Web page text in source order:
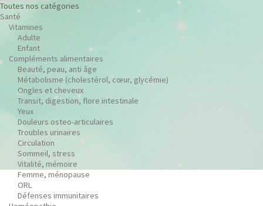
Toutes nos catégories
Santé
Vitamines
Adulte
Enfant
Compléments alimentaires
Beauté, peau, anti âge
Métabolisme (cholestérol, cœur, glycémie)
Ongles et cheveux
Transit, digestion, flore intestinale
Yeux
Douleurs osteo-articulaires
Troubles urinaires
Circulation
Sommeil, stress
Vitalité, mémoire
Femme, ménopause
ORL
Défenses immunitaires